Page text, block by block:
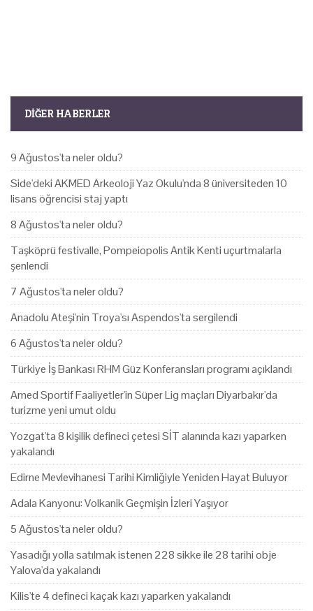
DIĞER HABERLER
9 Ağustos'ta neler oldu?
Side'deki AKMED Arkeoloji Yaz Okulu'nda 8 üniversiteden 10
lisans öğrencisi staj yaptı
8 Ağustos'ta neler oldu?
Taşköprü festivalle, Pompeiopolis Antik Kenti uçurtmalarla
şenlendi
7 Ağustos'ta neler oldu?
Anadolu Ateşi'nin Troya'sı Aspendos'ta sergilendi
6 Ağustos'ta neler oldu?
Türkiye İş Bankası RHM Güz Konferansları programı açıklandı
Amed Sportif Faaliyetler'in Süper Lig maçları Diyarbakır'da
turizme yeni umut oldu
Yozgat'ta 8 kişilik defineci çetesi SİT alanında kazı yaparken
yakalandı
Edirne Mevlevihanesi Tarihi Kimliğiyle Yeniden Hayat Buluyor
Adala Kanyonu: Volkanik Geçmişin İzleri Yaşıyor
5 Ağustos'ta neler oldu?
Yasadığı yolla satılmak istenen 228 sikke ile 28 tarihi obje
Yalova'da yakalandı
Kilis'te 4 defineci kaçak kazı yaparken yakalandı